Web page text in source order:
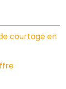
courtage en